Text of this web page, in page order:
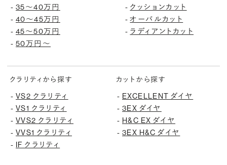
- 35〜40万円
- 40〜45万円
- 45〜50万円
- 50万円〜
- クッションカット
-オーバルカット
- ラディアントカット
クラリティから探す
- VS2 クラリティ
- VS1 クラリティ
- VVS2 クラリティ
- VVS1 クラリティ
-
IF クラリティ
カットから探す
- EXCELLENT ダイヤ
- 3EX ダイヤ
- H&C EX ダイヤ
- 3EX H&C ダイヤ